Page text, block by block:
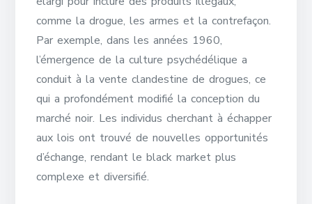
comme la drogue, les armes et la contrefaçon.
Par exemple, dans les années 1960,
l’émergence de la culture psychédélique a
conduit à la vente clandestine de drogues, ce
qui a profondément modifié la conception du
marché noir. Les individus cherchant à échapper
aux lois ont trouvé de nouvelles opportunités
d’échange, rendant le black market plus
complexe et diversifié.